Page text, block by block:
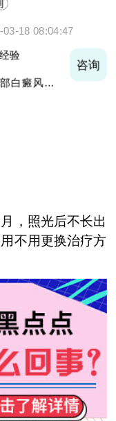
03-18 08:04:47
验
白癜风，青
咨询
，照光后不长出
不用更换治疗方